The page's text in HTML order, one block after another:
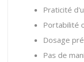
Praticité
Portabilité
Dosage
Pas de